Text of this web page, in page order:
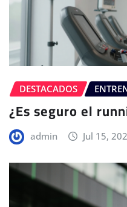
DESTACADOS
¿Es seguro el
admin Jul 15,